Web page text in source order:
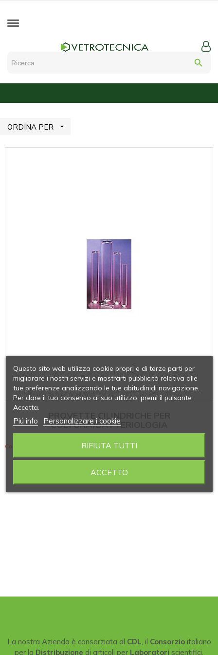
search
ORDINA PER 
PROVETTE CILINDRICHE PER
COLTURA/BATTERIOLOGIA
Contiene 11 articoli
La nostra Azienda è consorziata al CDL , il Consorzioitaliano
per la Distribuzione di articoli per Laboratori scientifici.
Questo sito web utilizza cookie propri e di terze parti per
migliorare i nostri servizi e mostrarti pubblicità relativa alle
tue preferenze analizzando le tue abitudinidi navigazione.
Per dare il tuo consenso al suo utilizzo, premi il pulsante
Accetta.
Piú info Personalizzare i cookie
RIFIUTA TUTTI
ACCETTO